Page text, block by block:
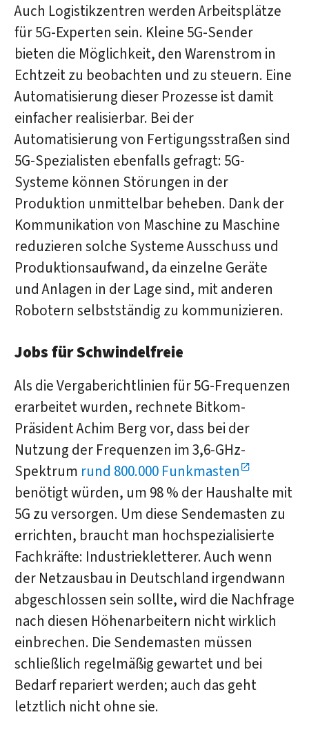
Auch Logistikzentren werden Arbeitsplätze
für 5G-Experten sein. Kleine 5G-Sender
bieten die Möglichkeit, den Warenstrom in
Echtzeit zu beobachten und zu steuern. Eine
Automatisierung dieser Prozesse ist damit
einfacher realisierbar. Bei der
Automatisierung von Fertigungsstraßen sind
5G-Spezialisten ebenfalls gefragt: 5G-
Systeme können Störungen in der
Produktion unmittelbar beheben. Dank der
Kommunikation von Maschine zu Maschine
reduzieren solche Systeme Ausschuss und
Produktionsaufwand, da einzelne Geräte
und Anlagen in der Lage sind, mit anderen
Robotern selbstständig zu kommunizieren.
Jobs für Schwindelfreie
Als die Vergaberichtlinien für 5G-Frequenzen
erarbeitet wurden, rechnete Bitkom-
Präsident Achim Berg vor, dass bei der
Nutzung der Frequenzen im 3,6-GHz-
Spektrum rund 800.000 Funkmasten
benötigt würden, um 98 % der Haushalte mit
5G zu versorgen. Um diese Sendemasten zu
errichten, braucht man hochspezialisierte
Fachkräfte: Industriekletterer. Auch wenn
der Netzausbau in Deutschland irgendwann
abgeschlossen sein sollte, wird die Nachfrage
nach diesen Höhenarbeitern nicht wirklich
einbrechen. Die Sendemasten müssen
schließlich regelmäßig gewartet und bei
Bedarf repariert werden; auch das geht
letztlich nicht ohne sie.